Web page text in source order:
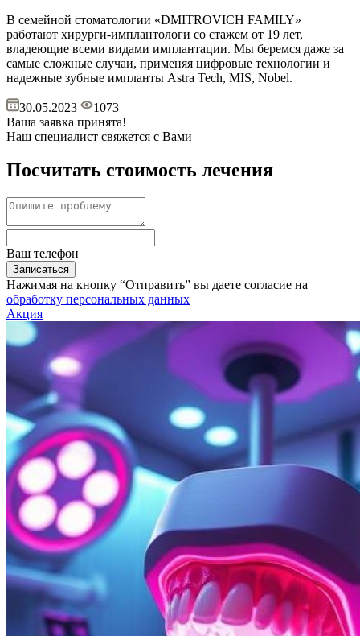
В семейной стоматологии «DMITROVICH FAMILY»
работают хирурги-имплантологи со стажем от 19 лет,
владеющие всеми видами имплантации. Мы беремся даже за
самые сложные случаи, применяя цифровые технологии и
надежные зубные импланты Astra Tech, MIS, Nobel.
30.05.2023
1073
Ваша заявка принята!
Наш специалист свяжется с Вами
Посчитать стоимость лечения
Ваш телефон
Записаться
Нажимая на кнопку “Отправить” вы даете согласие на
обработку персональных данных
Акция